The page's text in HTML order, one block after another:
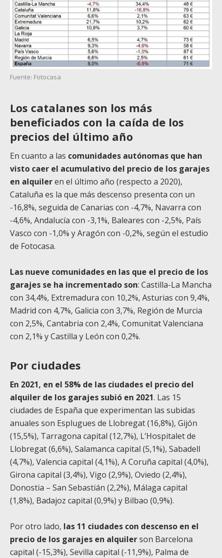
Fuente: Fotocasa
Los catalanes son los más
beneficiados con la caída de los
precios del último año
En cuanto a las comunidades autónomas que han
visto caer el acumulativo del precio de los garajes
en alquileren el último año (respecto a 2020),
Cataluña es la que más descenso presenta con un
-16,8%, seguida de Canarias con -4,7%, Navarra con
-4,6%, Andalucía con -3,1%, Baleares con -2,5%, País
Vasco con -1,0% y Aragón con -0,2%, según el estudio
de Fotocasa.
Las nueve comunidades en las que el precio de los
garajes se ha incrementado son: Castilla-La Mancha
con 34,4%, Extremadura con 10,2%, Asturias con 9,4%,
Madrid con 4,7%, Galicia con 3,7%, Región de Murcia
con 2,5%, Cantabria con 2,4%, Comunitat Valenciana
con 2,1% y Castilla y León con 0,2%.
Por ciudades
En 2021, en el 58% de las ciudades el precio del
alquiler de los garajes subió en 2021. Las 15
ciudades de España que experimentan las subidas
anuales son Esplugues de Llobregat (16,8%), Gijón
(15,5%), Tarragona capital (12,7%), L’Hospitalet de
Llobregat (6,6%), Salamanca capital (5,1%), Sabadell
(4,7%), Valencia capital (4,1%), A Coruña capital (4,0%),
Girona capital (3,4%), Vigo (2,9%), Oviedo (2,4%),
Donostia – San Sebastián (2,2%), Málaga capital
(1,8%), Badajoz capital (0,9%) y Bilbao (0,9%).
Por otro lado, las 11 ciudades con descenso en el
precio de los garajes en alquilerson Barcelona
capital (-15,3%), Sevilla capital (-11,9%), Palma de